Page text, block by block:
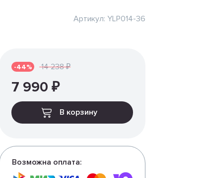
Артикул: YLP014-36
-44% 14 238 ₽
7 990 ₽
В корзину
Возможна оплата: